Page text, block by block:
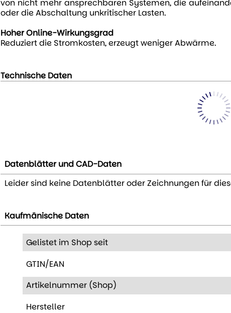
von nicht mehr ansprechbaren Systemen, die
oder die Abschaltung unkritischer Lasten.
Hoher Online-Wirkungsgrad
Reduziert die Stromkosten, erzeugt weniger Abwärme.
Technische Daten
Datenblätter und CAD-Daten
Leider sind keine Datenblätter oder Zeichnungen für
Kaufmänische Daten
Gelistet im Shop seit
GTIN/EAN
Artikelnummer (Shop)
Hersteller